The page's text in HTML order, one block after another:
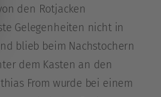
den Rotjacken
Gelegenheiten nicht in
blieb beim Nachstochern
dem Kasten an den
From wurde bei einem